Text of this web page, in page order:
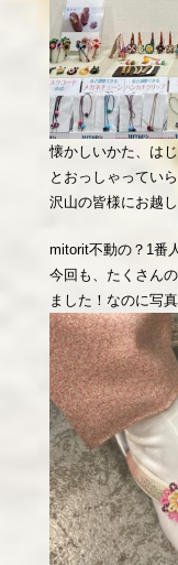
懐かしいかた、は
とおっしゃってい
沢山の皆様にお越
mitorit不動の？1番
今回も、たくさん
ました！なのに写